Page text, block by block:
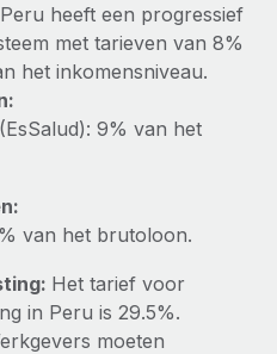
zich sinds 2016...
Peru heeft een progressief
met tarieven van 8%
het inkomensniveau.
9% van het
van het brutoloon.
Het tarief voor
in Peru is 29.5%.
moeten